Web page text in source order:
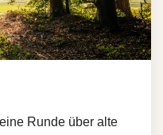
Runde über alte